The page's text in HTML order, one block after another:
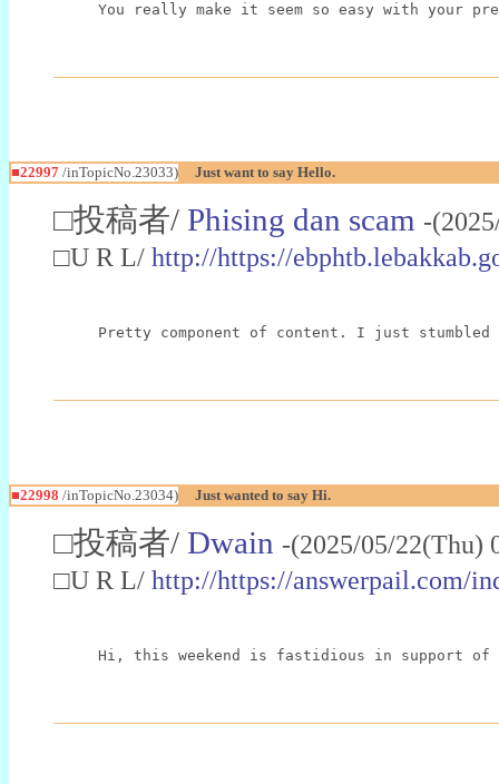
You really make it seem so easy with your
■22997 /inTopicNo.23033) Just want to say Hello.
□投稿者/ Phising dan scam -
□U R L/ http://https://
Pretty component of content. I just
■22998 /inTopicNo.23034) Just wanted to say Hi.
□投稿者/ Dwain -(2025/05/
□U R L/ http://https://answerpail.com/
Hi, this weekend is fastidious in support of